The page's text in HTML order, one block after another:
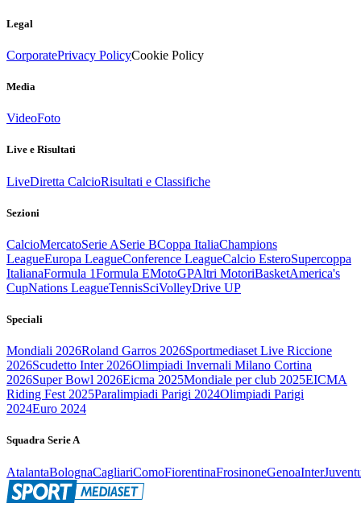
Legal
CorporatePrivacy PolicyCookie Policy
Media
VideoFoto
Live e Risultati
LiveDiretta CalcioRisultati e Classifiche
Sezioni
CalcioMercatoSerie ASerie BCoppa ItaliaChampions
LeagueEuropa LeagueConference LeagueCalcio EsteroSupercoppa
ItalianaFormula 1Formula EMotoGPAltri MotoriBasketAmerica's
CupNations LeagueTennisSciVolleyDrive UP
Speciali
Mondiali 2026Roland Garros 2026Sportmediaset Live Riccione
2026Scudetto Inter 2026Olimpiadi Invernali Milano Cortina
2026Super Bowl 2026Eicma 2025Mondiale per club 2025EICMA
Riding Fest 2025Paralimpiadi Parigi 2024Olimpiadi Parigi
2024Euro 2024
Squadra Serie A
AtalantaBolognaCagliariComoFiorentinaFrosinoneGenoaInter